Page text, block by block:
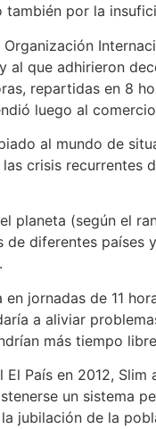
por la
al que adhirieron
repartidas en 8
luego al
al mundo de
crisis
planeta (según el
diferentes
jornadas de 11
a aliviar
más tiempo
País en 2012,
un sistema
jubilación de la